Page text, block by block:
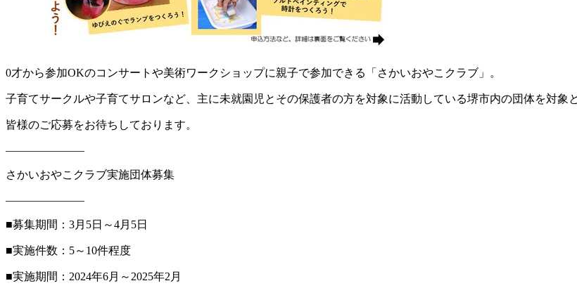
0才から参加OKのコンサートや美術ワークショップに親子で参加できる「さかいおやこクラブ」。
子育てサークルや子育てサロンなど、主に未就園児とその保護者の方を対象に活動している堺市内の団体を対象
皆様のご応募をお待ちしております。
———————
さかいおやこクラブ実施団体募集
———————
■募集期間：3月5日～4月5日
■実施件数：5～10件程度
■実施期間：2024年6月～2025年2月